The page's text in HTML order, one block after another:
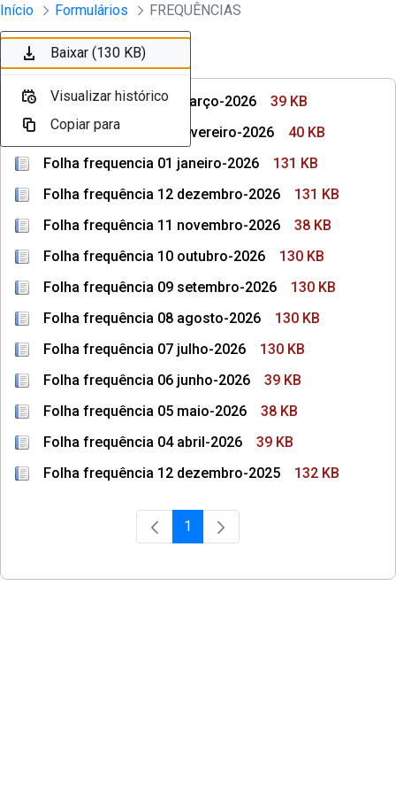
Pular para o Conteúdo principal
Divisão Minima - Escola Superior
Início Formulários FREQUÊNCIAS
Ordenar Filtro
Folha frequência 03 março-2026
39 KB
Folha frequência 02 fevereiro-2026
40 KB
Folha frequencia 01 janeiro-2026
131 KB
Folha frequência 12 dezembro-2026
131 KB
Folha frequência 11 novembro-2026
38 KB
Folha frequência 10 outubro-2026
130 KB
Folha frequência 09 setembro-2026
130 KB
Folha frequência 08 agosto-2026
130 KB
Folha frequência 07 julho-2026
130 KB
Folha frequência 06 junho-2026
39 KB
Folha frequência 05 maio-2026
38 KB
Folha frequência 04 abril-2026
39 KB
Folha frequência 12 dezembro-2025
132 KB
Página
1
Baixar (39 KB)
Visualizar histórico
Copiar para
Baixar (40 KB)
Visualizar histórico
Copiar para
Baixar (131 KB)
Visualizar histórico
Copiar para
Baixar (131 KB)
Visualizar histórico
Copiar para
Baixar (38 KB)
Visualizar histórico
Copiar para
Baixar (130 KB)
Visualizar histórico
Copiar para
Baixar (130 KB)
Visualizar histórico
Copiar para